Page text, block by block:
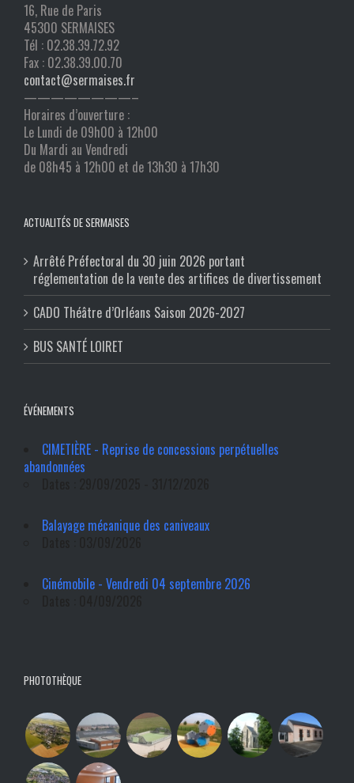
16, Rue de Paris
45300 SERMAISES
Tél : 02.38.39.72.92
Fax : 02.38.39.00.70
contact@sermaises.fr
————————–
Horaires d’ouverture :
Le Lundi de 09h00 à 12h00
Du Mardi au Vendredi
de 08h45 à 12h00 et de 13h30 à 17h30
ACTUALITÉS DE SERMAISES
Arrêté Préfectoral du 30 juin 2026 portant
réglementation de la vente des artifices de divertissement
CADO Théâtre d’Orléans Saison 2026-2027
BUS SANTÉ LOIRET
ÉVÉNEMENTS
CIMETIÈRE - Reprise de concessions perpétuelles
abandonnées
Balayage mécanique des caniveaux
Cinémobile - Vendredi 04 septembre 2026
PHOTOTHÈQUE